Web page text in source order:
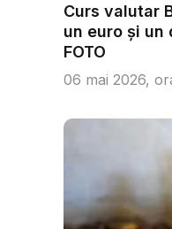
Curs valutar
un euro și un
FOTO
06 mai 2026,